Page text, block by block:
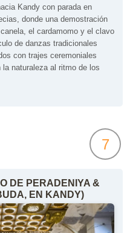
Kandy con parada en
donde una demostración
el cardamomo y el clavo
de danzas tradicionales
con trajes ceremoniales
naturaleza al ritmo de los
7
DE PERADENIYA &
EN KANDY)